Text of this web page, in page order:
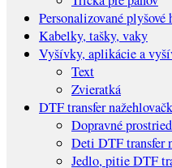
Personalizované plyšové
Kabelky, tašky, vaky
Vyšívky, aplikácie a
Text
Zvieratká
DTF transfer
Dopravné
Deti DTF transfer
Jedlo, pitie DTF